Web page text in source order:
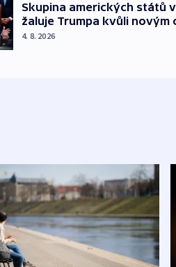
Skupina amerických států
žaluje Trumpa kvůli novým
4. 8. 2026